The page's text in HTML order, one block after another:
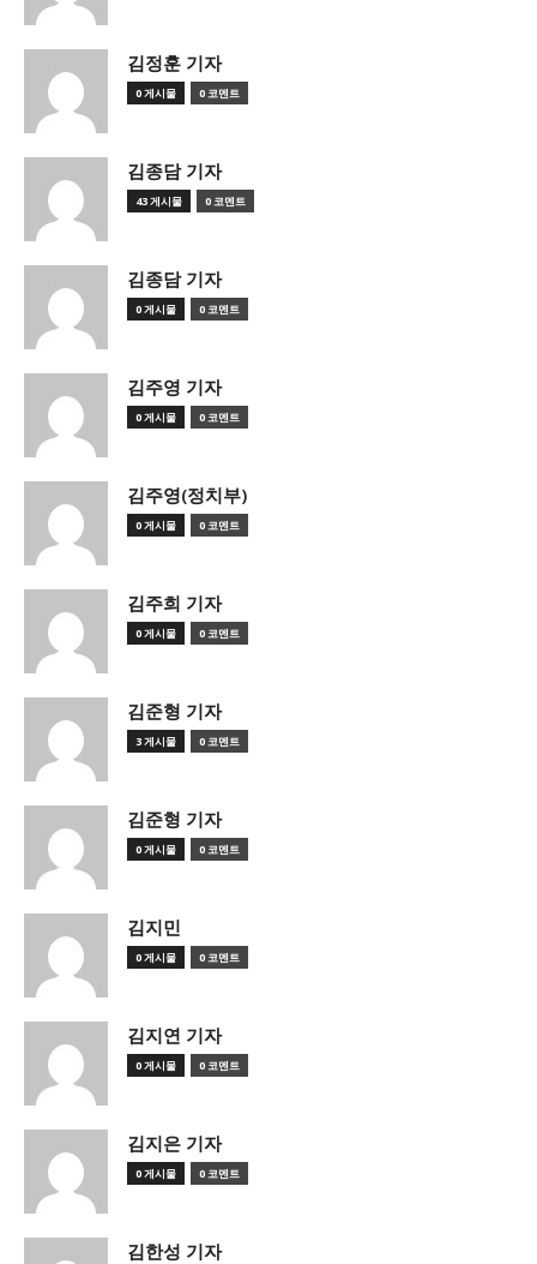
김정훈 기자
0 게시물 0 코멘트
김종담 기자
43 게시물 0 코멘트
김종담 기자
0 게시물 0 코멘트
김주영 기자
0 게시물 0 코멘트
김주영(정치부)
0 게시물 0 코멘트
김주희 기자
0 게시물 0 코멘트
김준형 기자
3 게시물 0 코멘트
김준형 기자
0 게시물 0 코멘트
김지민
0 게시물 0 코멘트
김지연 기자
0 게시물 0 코멘트
김지은 기자
0 게시물 0 코멘트
김한성 기자